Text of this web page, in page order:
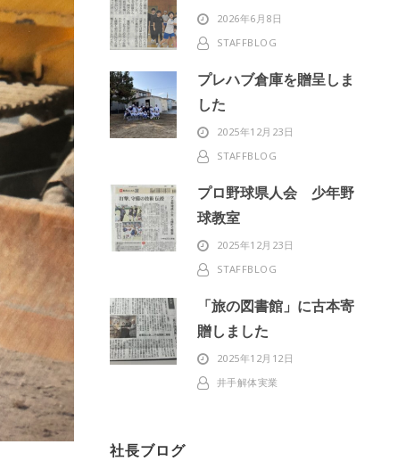
2026年6月8日
STAFFBLOG
プレハブ倉庫を贈呈しま
した
2025年12月23日
STAFFBLOG
プロ野球県人会 少年野
球教室
2025年12月23日
STAFFBLOG
「旅の図書館」に古本寄
贈しました
2025年12月12日
井手解体実業
社長ブログ